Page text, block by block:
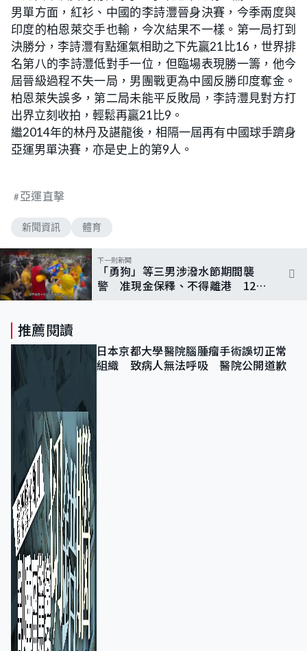
男單方面，紅衫、中國的李詩灃晉身決賽，今季兩度與
印度的柏恩萊交手也輸，今次結果不一樣。第一局打到
決勝分，李詩灃有點運氣相助之下先贏21比16，世界排
名第八的李詩灃低對手一位，但臨場表現勝一籌，他今
屆晉級過程不失一局，男團戰更為中國反勝印度奪金。
柏恩萊失誤多，第二局未能平反敗局，李詩灃見對方打
出界立刻收拍，輕鬆再贏21比9。
繼2014年的林丹及諶龍後，相隔一屆再有中國球手躋身
亞運男單決賽，亦是史上的第9人。
亞運直擊
新聞資訊 體育
下一則新聞
「勇狗」等三男涉潑水節期間襲
警 准現金保釋、不得離港 12月
推薦閱讀
日本京都大學醫院腦腫瘤手術誤切正常
組織 致病人無法呼吸 醫院公開道歉